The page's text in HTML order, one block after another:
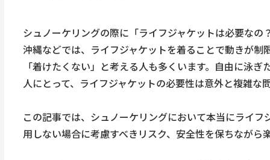
シュノーケリングの際に「ライフジャケットは必要な
沖縄などでは、ライフジャケットを着ることで動きが
「着けたくない」と考える人も多くいます。自由に泳
人にとって、ライフジャケットの必要性は意外と複雑な
この記事では、シュノーケリングにおいて本当にライ
用しない場合に考慮すべきリスク、安全性を保ちながら